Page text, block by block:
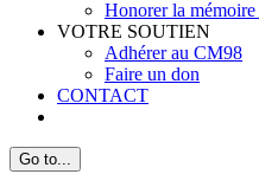
Honorer la mémoire
VOTRE SOUTIEN
Adhérer au CM98
Faire un don
CONTACT
Go to...